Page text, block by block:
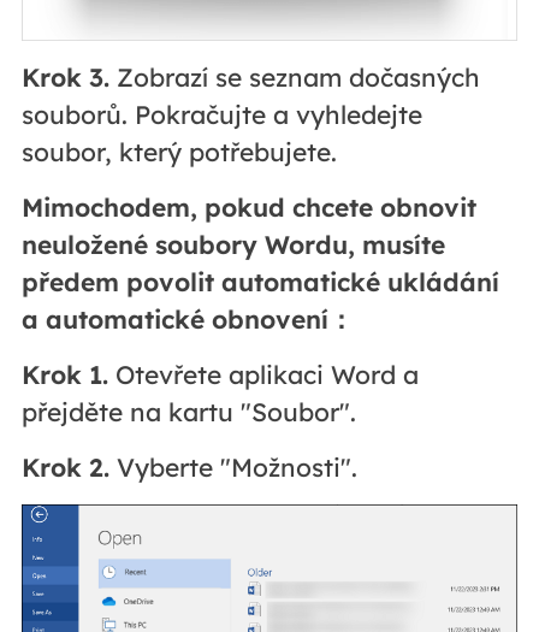
Krok 3.Zobrazí se seznam dočasných
souborů. Pokračujte a vyhledejte
soubor, který potřebujete.
Mimochodem, pokud chcete obnovit
neuložené soubory Wordu, musíte
předem povolit automatické ukládání
a automatické obnovení：
Krok 1.Otevřete aplikaci Word a
přejděte na kartu "Soubor".
Krok 2.Vyberte "Možnosti".